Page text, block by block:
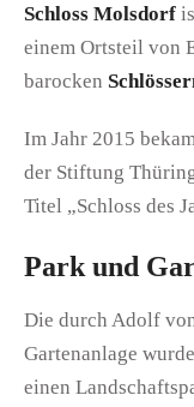
Schloss Molsdorf
einem Ortsteil von
barocken
Im Jahr 2015 bekam
der Stiftung
Titel „Schloss des
Park und
Die durch Adolf
Gartenanlage
einen